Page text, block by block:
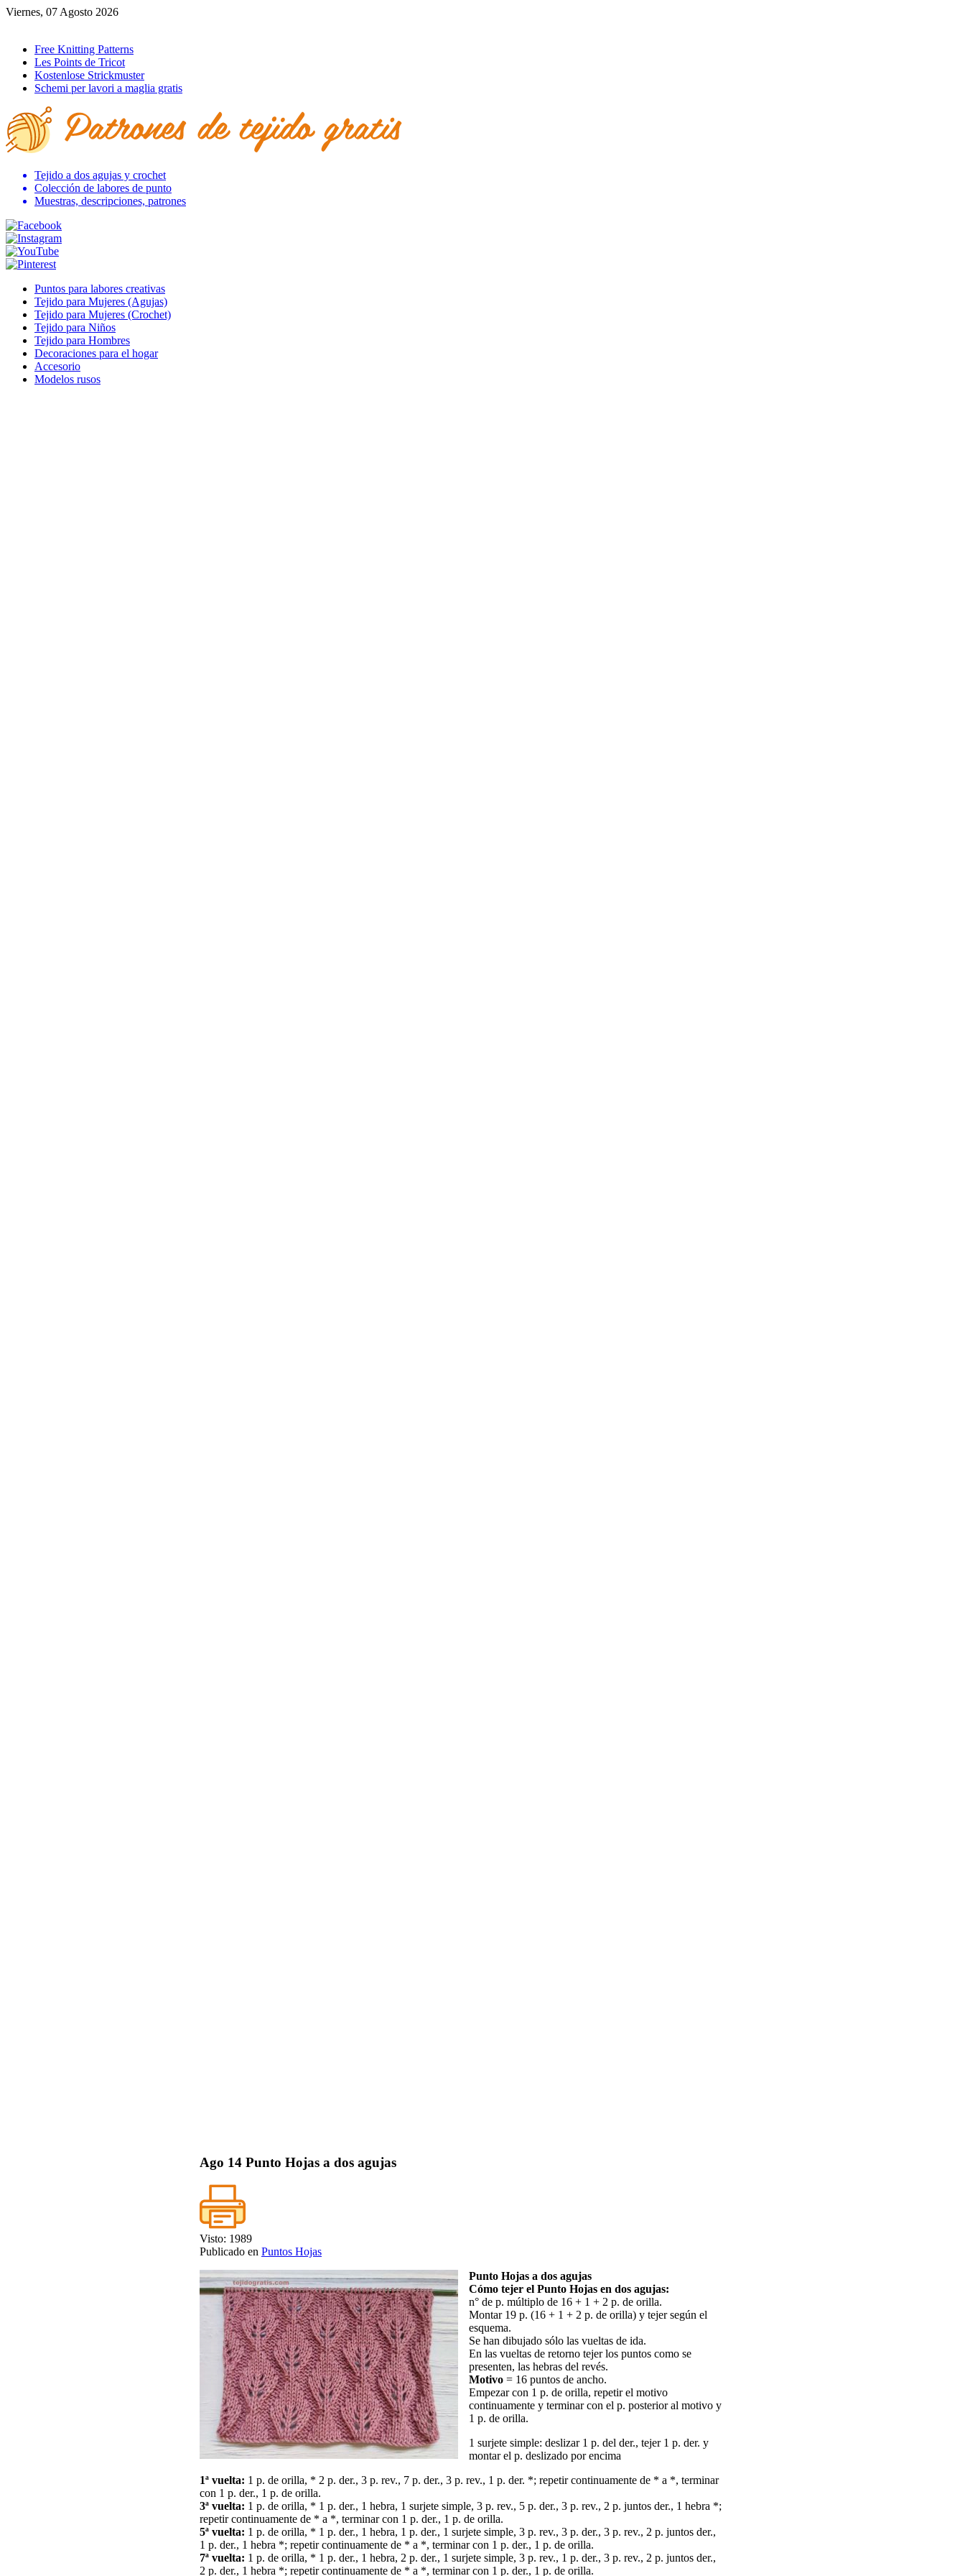
Viernes, 07 Agosto 2026
Free Knitting Patterns
Les Points de Tricot
Kostenlose Strickmuster
Schemi per lavori a maglia gratis
Tejido a dos agujas y crochet
Colección de labores de punto
Muestras, descripciones, patrones
Puntos para labores creativas
Tejido para Mujeres (Agujas)
Tejido para Mujeres (Crochet)
Tejido para Niños
Tejido para Hombres
Decoraciones para el hogar
Accesorio
Modelos rusos
Ago 14 Punto Hojas a dos agujas
Visto: 1989
Publicado en Puntos Hojas
Punto Hojas a dos agujas
Cómo tejer el Punto Hojas en dos agujas:
n° de p. múltiplo de 16 + 1 + 2 p. de orilla.
Montar 19 p. (16 + 1 + 2 p. de orilla) y tejer según el
esquema.
Se han dibujado sólo las vueltas de ida.
En las vueltas de retorno tejer los puntos como se
presenten, las hebras del revés.
Motivo = 16 puntos de ancho.
Empezar con 1 p. de orilla, repetir el motivo
continuamente y terminar con el p. posterior al motivo y
1 p. de orilla.
1 surjete simple: deslizar 1 p. del der., tejer 1 p. der. y
montar el p. deslizado por encima
1ª vuelta: 1 p. de orilla, * 2 p. der., 3 p. rev., 7 p. der., 3 p. rev., 1 p. der. *; repetir continuamente de * a *, terminar
con 1 p. der., 1 p. de orilla.
3ª vuelta: 1 p. de orilla, * 1 p. der., 1 hebra, 1 surjete simple, 3 p. rev., 5 p. der., 3 p. rev., 2 p. juntos der., 1 hebra *;
repetir continuamente de * a *, terminar con 1 p. der., 1 p. de orilla.
5ª vuelta: 1 p. de orilla, * 1 p. der., 1 hebra, 1 p. der., 1 surjete simple, 3 p. rev., 3 p. der., 3 p. rev., 2 p. juntos der.,
1 p. der., 1 hebra *; repetir continuamente de * a *, terminar con 1 p. der., 1 p. de orilla.
7ª vuelta: 1 p. de orilla, * 1 p. der., 1 hebra, 2 p. der., 1 surjete simple, 3 p. rev., 1 p. der., 3 p. rev., 2 p. juntos der.,
2 p. der., 1 hebra *; repetir continuamente de * a *, terminar con 1 p. der., 1 p. de orilla.